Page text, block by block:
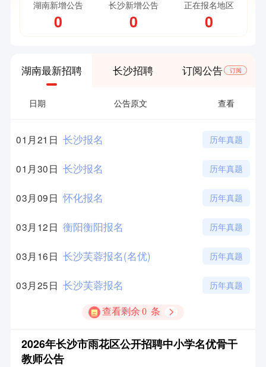
湖南新增公告
0
长沙新增公告
0
正在报名地区
0
湖南最新招聘 长沙招聘 订阅公告 订阅
日期 公告原文 查看
01月21日 长沙报名 历年真题
01月30日 长沙报名 历年真题
03月09日 怀化报名 历年真题
03月12日 衡阳衡阳报名 历年真题
03月16日 长沙芙蓉报名(名优) 历年真题
03月25日 长沙芙蓉报名 历年真题
查看剩余 0 条
2026年长沙市雨花区公开招聘中小学名优骨干
教师公告